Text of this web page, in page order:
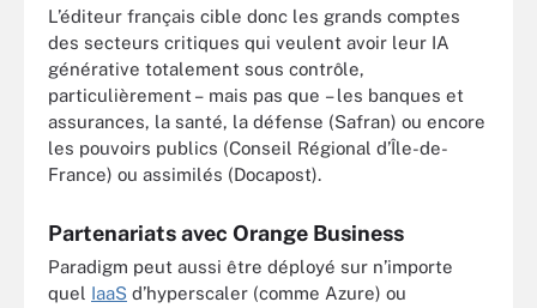
L’éditeur français cible donc les grands comptes
des secteurs critiques qui veulent avoir leur IA
générative totalement sous contrôle,
particulièrement – mais pas que – les banques et
assurances, la santé, la défense (Safran) ou encore
les pouvoirs publics (Conseil Régional d’Île-de-
France) ou assimilés (Docapost).
Partenariats avec Orange Business
Paradigm peut aussi être déployé sur n’importe
quel IaaS d’hyperscaler (comme Azure) ou